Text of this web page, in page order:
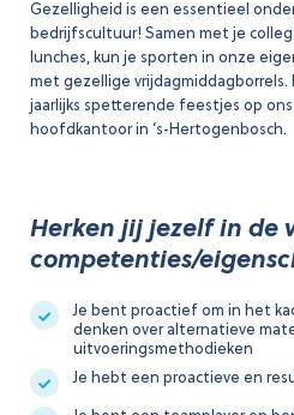
Gezelligheid is een essentieel
bedrijfscultuur! Samen met je
lunches, kun je sporten in onze
met gezellige vrijdagmiddagborrels.
jaarlijks spetterende feestjes op
hoofdkantoor in ‘s-Hertogenbosch.
Herken jij jezelf in de
competenties/
Je bent proactief om in het
denken over alternatieve
uitvoeringsmethodieken
Je hebt een proactieve en